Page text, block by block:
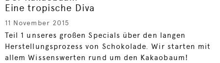
Eine tropische Diva
11 November 2015
Teil 1 unseres großen Specials über den langen
Herstellungsprozess von Schokolade. Wir starten mit
allem Wissenswerten rund um den Kakaobaum!